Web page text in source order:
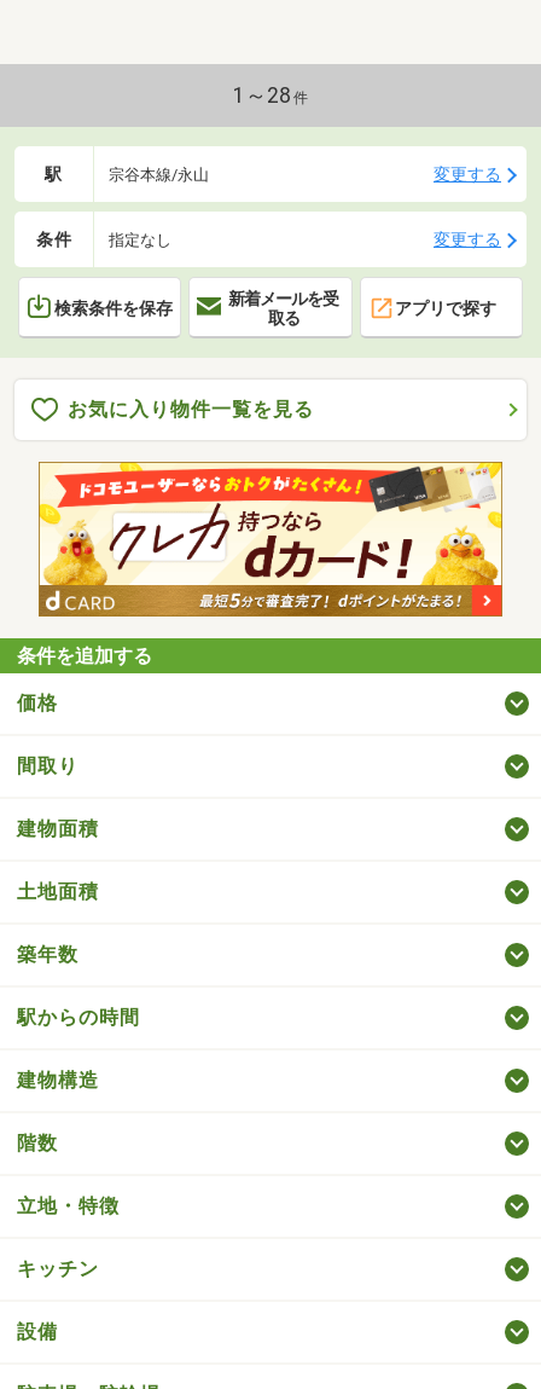
1～28 件
駅 宗谷本線/永山 変更する
条件 指定なし 変更する
検索条件を保存
新着メールを受
取る
アプリで探す
お気に入り物件一覧を見る
条件を追加する
価格
間取り
建物面積
土地面積
築年数
駅からの時間
建物構造
階数
立地・特徴
キッチン
設備